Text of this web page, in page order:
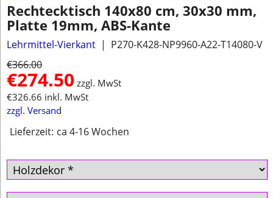
Rechtecktisch 140x80 cm, 30x30 mm,
Platte 19mm, ABS-Kante
Lehrmittel-Vierkant
P270-K428-NP9960-A22-T14080-V
€366.00
€274.50 zzgl. MwSt
€326.66 inkl. MwSt
zzgl. Versand
Lieferzeit: ca 4-16 Wochen